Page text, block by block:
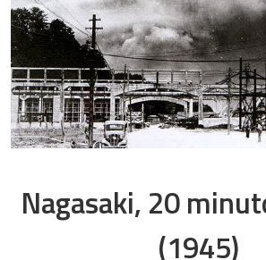
Nagasaki, 20
(1945)